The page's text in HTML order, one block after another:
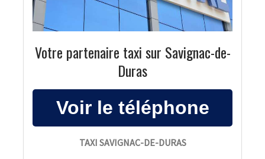
Votre partenaire taxi sur Savignac-de-
Duras
TAXI SAVIGNAC-DE-DURAS